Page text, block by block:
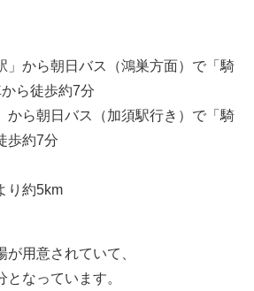
」から朝日バス（鴻巣方面）で「騎
ら徒歩約7分
から朝日バス（加須駅行き）で「騎
歩約7分
り約5km
用意されていて、
なっています。